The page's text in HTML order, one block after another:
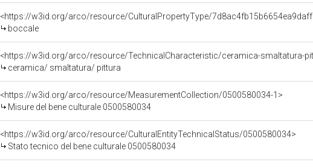
<https://w3id.org/arco/resource/CulturalPropertyType/
boccale
<https://w3id.org/arco/resource/TechnicalCharacteristic/ceramica-smaltatura-
ceramica/ smaltatura/ pittura
<https://w3id.org/arco/resource/MeasurementCollection/0500580034-1>
Misure del bene culturale 0500580034
<https://w3id.org/arco/resource/CulturalEntityTechnicalStatus/0500580034>
Stato tecnico del bene culturale 0500580034